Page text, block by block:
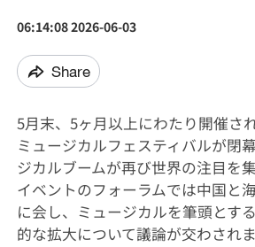
06:14:08 2026-06-03
Share
5月末、5ヶ月以上にわたり開催さ
ミュージカルフェスティバルが閉
ジカルブームが再び世界の注目を
イベントのフォーラムでは中国と
に会し、ミュージカルを筆頭とす
的な拡大について議論が交わされま